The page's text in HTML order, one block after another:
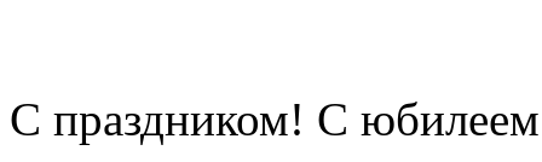
С праздником! С